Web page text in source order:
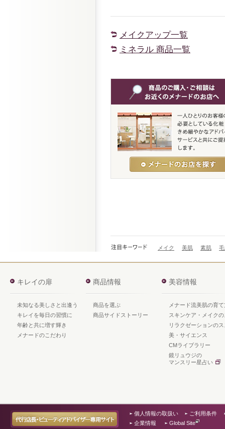
メイクアップ一覧
ミネラル 商品一覧
メイク 美肌 素肌
キレイの扉
未知なる美しさと出逢う
キレイを毎日の習慣に
年齢と共に増す輝き
メナードのこだわり
商品情報
商品を選ぶ
商品サイドストーリー
美容情報
メナード流美肌の育て
スキンケア・メイク
リラクゼーションの
美・サイエンス
CMライブラリー
鏡リュウジの
マンスリー星占い
個人情報の取扱い
ご利用条件
企業情報
Global Site